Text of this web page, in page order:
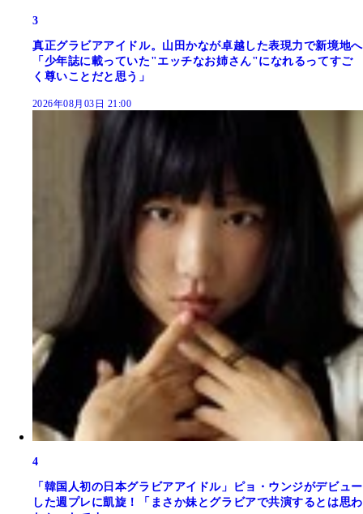
3
真正グラビアアイドル。山田かなが卓越した表現力で新境地へ
「少年誌に載っていた"エッチなお姉さん"になれるってすご
く尊いことだと思う」
2026年08月03日 21:00
4
「韓国人初の日本グラビアアイドル」ピョ・ウンジがデビュー
した週プレに凱旋！「まさか妹とグラビアで共演するとは思わ